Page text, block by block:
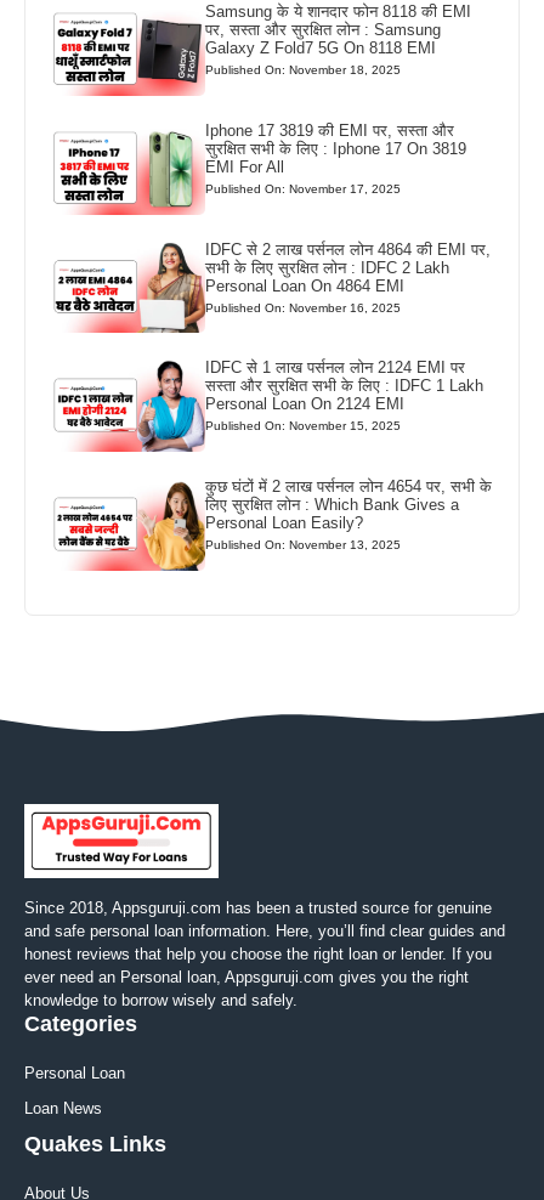
Samsung के ये शानदार फोन 8118 की EMI
पर, सस्ता और सुरक्षित लोन : Samsung
Galaxy Z Fold7 5G On 8118 EMI
Published On: November 18, 2025
Iphone 17 3819 की EMI पर, सस्ता और
सुरक्षित सभी के लिए : Iphone 17 On 3819
EMI For All
Published On: November 17, 2025
IDFC से 2 लाख पर्सनल लोन 4864 की EMI पर,
सभी के लिए सुरक्षित लोन : IDFC 2 Lakh
Personal Loan On 4864 EMI
Published On: November 16, 2025
IDFC से 1 लाख पर्सनल लोन 2124 EMI पर
सस्ता और सुरक्षित सभी के लिए : IDFC 1 Lakh
Personal Loan On 2124 EMI
Published On: November 15, 2025
कुछ घंटों में 2 लाख पर्सनल लोन 4654 पर, सभी के
लिए सुरक्षित लोन : Which Bank Gives a
Personal Loan Easily?
Published On: November 13, 2025
Since 2018, Appsguruji.com has been a trusted source for genuine
and safe personal loan information. Here, you’ll find clear guides and
honest reviews that help you choose the right loan or lender. If you
ever need an Personal loan, Appsguruji.com gives you the right
knowledge to borrow wisely and safely.
Categories
Personal Loan
Loan News
Quakes Links
About Us